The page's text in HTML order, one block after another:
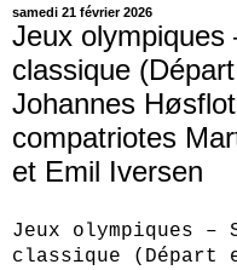
samedi 21 février 2026
Jeux olympiques
classique
Johannes
compatriotes
et Emil Iversen
Jeux olympiques –
classique (Départ